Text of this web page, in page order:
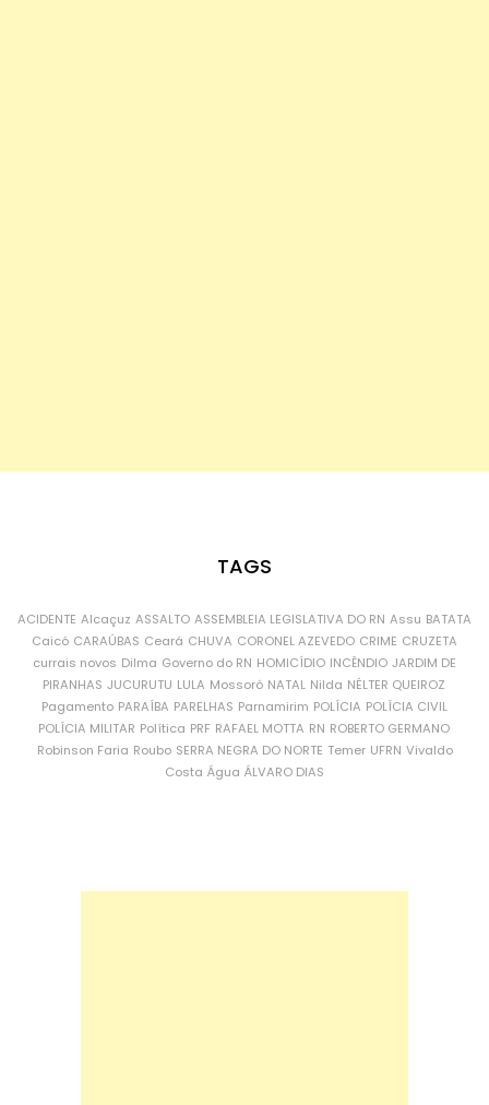
TAGS
ACIDENTE Alcaçuz ASSALTO ASSEMBLEIA LEGISLATIVA DO RN Assu BATATA
Caicó CARAÚBAS Ceará CHUVA CORONEL AZEVEDO CRIME CRUZETA
currais novos Dilma Governo do RN HOMICÍDIO INCÊNDIO JARDIM DE
PIRANHAS JUCURUTU LULA Mossoró NATAL Nilda NÉLTER QUEIROZ
Pagamento PARAÍBA PARELHAS Parnamirim POLÍCIA POLÍCIA CIVIL
POLÍCIA MILITAR Política PRF RAFAEL MOTTA RN ROBERTO GERMANO
Robinson Faria Roubo SERRA NEGRA DO NORTE Temer UFRN Vivaldo
Costa Água ÁLVARO DIAS